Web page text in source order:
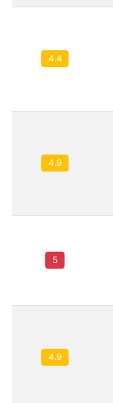
4.4
4.9
5
4.9